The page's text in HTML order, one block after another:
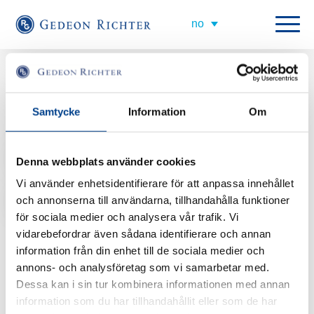
Samtycke Information Om
Denna webbplats använder cookies
Vi använder enhetsidentifierare för att anpassa innehållet
och annonserna till användarna, tillhandahålla funktioner
för sociala medier och analysera vår trafik. Vi
vidarebefordrar även sådana identifierare och annan
information från din enhet till de sociala medier och
annons- och analysföretag som vi samarbetar med.
Dessa kan i sin tur kombinera informationen med annan
information som du har tillhandahållit eller som de har
All employees
Regional Sales Manager Women's Health Denmark
West
+45 277 040 01
Helle er Regional Sales Manager for Danmark for regionene Jylland og
Fyn. Det innebærer at hun er ansvarlig for utvikling av våre
kunderelasjoner på lang sikt, slik at våre legemidler kommer pasientene til
nytte og brukes på riktig måte.